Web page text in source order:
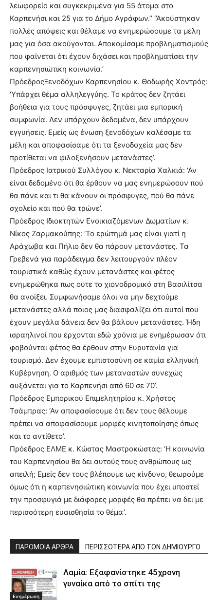
λεωφορείο και συγκεκριμένα για 55 άτομα στο
Καρπενήσι και 25 για το Δήμο Αγράφων.’’ ‘’Ακούστηκαν
πολλές απόψεις και θέλαμε να ενημερώσουμε τα μέλη
μας για όσα ακούγονται. Αποκομίσαμε προβληματισμούς
που φαίνεται ότι έχουν διχάσει και προβληματίσει την
καρπενησιώτικη κοινωνία.’
ΠρόεδροςΞενοδόχων Καρπενησίου κ. Θοδωρής Χοντρός:
‘Υπάρχει θέμα αλληλεγγύης. Το κράτος δεν ζητάει
βοήθεια για τους πρόσφυγες, ζητάει μια εμπορική
συμφωνία. Δεν υπάρχουν δεδομένα, δεν υπάρχουν
εγγυήσεις. Εμείς ως ένωση ξενοδόχων καλέσαμε τα
μέλη και αποφασίσαμε ότι τα ξενοδοχεία μας δεν
προτίθεται να φιλοξενήσουν μετανάστες’.
Πρόεδρος Ιατρικού Συλλόγου κ. Νεκταρία Χαλκιά: ‘Αν
είναι δεδομένο ότι θα έρθουν να μας ενημερώσουν πού
θα πάνε και τι θα κάνουν οι πρόσφυγες, πού θα πάνε
σχολείο και πού θα τρώνε’.
Πρόεδρος Ιδιοκτητών Ενοικιαζόμενων Δωματίων κ.
Νίκος Ζαρμακούπης: ‘Το ερώτημά μας είναι γιατί η
Αράχωβα και Πήλιο δεν θα πάρουν μετανάστες. Τα
Γρεβενά για παράδειγμα δεν λειτουργούν πλέον
τουριστικά καθώς έχουν μετανάστες και φέτος
ενημερώθηκα πως ούτε το χιονοδρομικό στη Βασιλίτσα
θα ανοίξει. Συμφωνήσαμε όλοι να μην δεχτούμε
μετανάστες αλλά ποιος μας διασφαλίζει ότι αυτοί που
έχουν μεγάλα δάνεια δεν θα βάλουν μετανάστες. Ήδη
ισραηλινοί που έρχονται εδώ χρόνια με ενημέρωσαν ότι
φοβούνται φέτος θα έρθουν στην Ευρυτανία για
τουρισμό. Δεν έχουμε εμπιστοσύνη σε καμία ελληνική
Κυβέρνηση. Ο αριθμός των μεταναστών συνεχώς
αυξάνεται για το Καρπενήσι από 60 σε 70’.
Πρόεδρος Εμπορικού Επιμελητηρίου κ. Χρήστος
Τσάμπρας: ‘Αν αποφασίσουμε ότι δεν τους θέλουμε
πρέπει να αποφασίσουμε μορφές κινητοποίησης όπως
και το αντίθετο’.
Πρόεδρος ΕΛΜΕ κ. Κώστας Μαστροκώστας: ‘Η κοινωνία
του Καρπενησίου θα δει αυτούς τους ανθρώπους ως
απειλή; Εμείς δεν τους βλέπουμε ως κίνδυνο, θεωρούμε
όμως ότι η καρπενησιώτικη κοινωνία που έχει υποστεί
την προσφυγιά με διάφορες μορφές θα πρέπει να δει με
περισσότερη ευαισθησία το θέμα’.
ΠΑΡΟΜΟΙΑ ΑΡΘΡΑ ΠΕΡΙΣΣΟΤΕΡΑ ΑΠΟ ΤΟΝ ΔΗΜΙΟΥΡΓΟ
Ενημέρωση
Λαμία: Εξαφανίστηκε 45χρονη
γυναίκα από το σπίτι της